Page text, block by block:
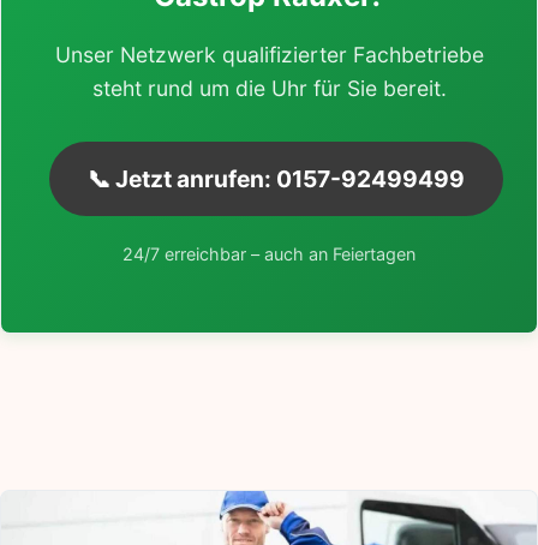
Unser Netzwerk qualifizierter Fachbetriebe
steht rund um die Uhr für Sie bereit.
📞 Jetzt anrufen: 0157-92499499
24/7 erreichbar – auch an Feiertagen